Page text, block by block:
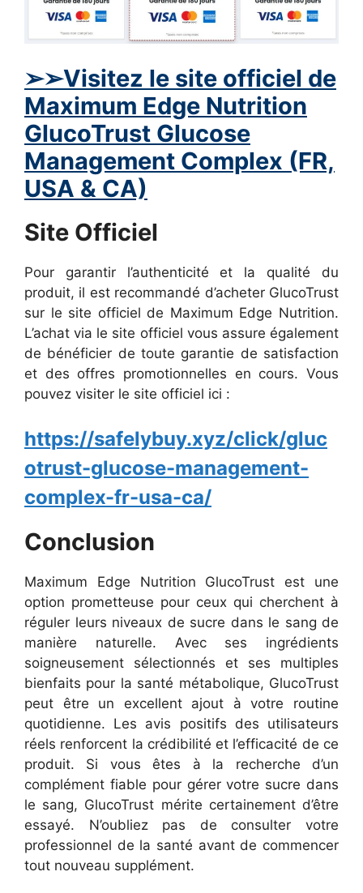
➢➢Visitez le site officiel de
Maximum Edge Nutrition
GlucoTrust Glucose
Management Complex (FR,
USA & CA)
Site Officiel
Pour garantir l’authenticité et la qualité du
produit, il est recommandé d’acheter GlucoTrust
sur le site officiel de Maximum Edge Nutrition.
L’achat via le site officiel vous assure également
de bénéficier de toute garantie de satisfaction
et des offres promotionnelles en cours. Vous
pouvez visiter le site officiel ici :
https://safelybuy.xyz/click/gluc
otrust-glucose-management-
complex-fr-usa-ca/
Conclusion
Maximum Edge Nutrition GlucoTrust est une
option prometteuse pour ceux qui cherchent à
réguler leurs niveaux de sucre dans le sang de
manière naturelle. Avec ses ingrédients
soigneusement sélectionnés et ses multiples
bienfaits pour la santé métabolique, GlucoTrust
peut être un excellent ajout à votre routine
quotidienne. Les avis positifs des utilisateurs
réels renforcent la crédibilité et l’efficacité de ce
produit. Si vous êtes à la recherche d’un
complément fiable pour gérer votre sucre dans
le sang, GlucoTrust mérite certainement d’être
essayé. N’oubliez pas de consulter votre
professionnel de la santé avant de commencer
tout nouveau supplément.